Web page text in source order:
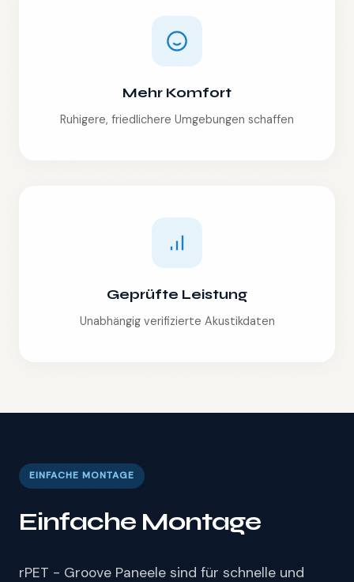
Mehr Komfort
Ruhigere, friedlichere Umgebungen schaffen
Geprüfte Leistung
Unabhängig verifizierte Akustikdaten
EINFACHE MONTAGE
Einfache Montage
rPET - Groove Paneele sind für schnelle und